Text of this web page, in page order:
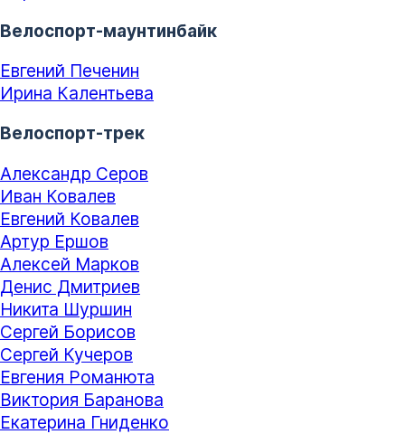
Велоспорт-маунтинбайк
Евгений Печенин
Ирина Калентьева
Велоспорт-трек
Александр Серов
Иван Ковалев
Евгений Ковалев
Артур Ершов
Алексей Марков
Денис Дмитриев
Никита Шуршин
Сергей Борисов
Сергей Кучеров
Евгения Романюта
Виктория Баранова
Екатерина Гниденко